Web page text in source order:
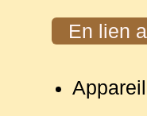
En lien